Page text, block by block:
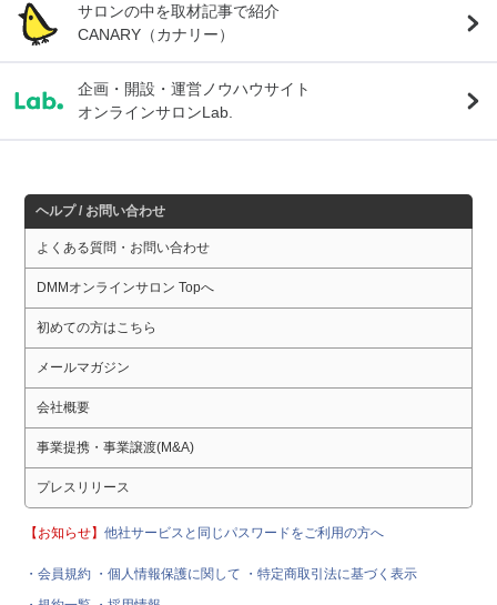
サロンの中を取材記事で紹介
CANARY（カナリー）
企画・開設・運営ノウハウサイト
オンラインサロンLab.
ヘルプ / お問い合わせ
よくある質問・お問い合わせ
DMMオンラインサロン Topへ
初めての方はこちら
メールマガジン
会社概要
事業提携・事業譲渡(M&A)
プレスリリース
【お知らせ】他社サービスと同じパスワードをご利用の方へ
・会員規約 ・個人情報保護に関して
・特定商取引法に基づく表示